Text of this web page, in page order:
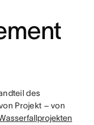
des
Projekt – von